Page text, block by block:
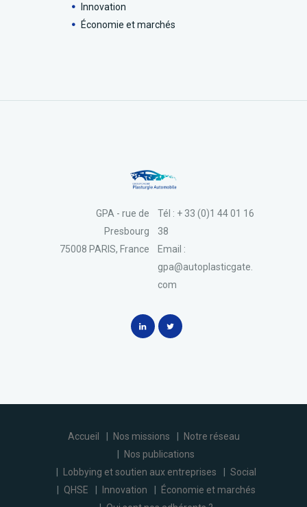
Innovation
Économie et marchés
Tél : + 33 (0)1 44 01 16
38
Email :
gpa@autoplasticgate.
com
GPA - rue de
Presbourg
75008 PARIS, France
Accueil Nos missions
Notre réseau
Nos publications
Lobbying et soutien aux entreprises
Social
QHSE
Innovation
Économie et marchés